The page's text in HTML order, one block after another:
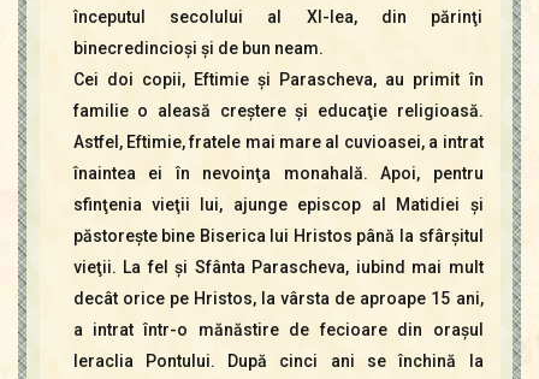
începutul secolului al Xl-lea, din părinţi
binecredincioşi şi de bun neam.
Cei doi copii, Eftimie şi Parascheva, au primit în
familie o aleasă creştere şi educaţie religioasă.
Astfel, Eftimie, fratele mai mare al cuvioasei, a intrat
înaintea ei în nevoinţa monahală. Apoi, pentru
sfinţenia vieţii lui, ajunge episcop al Matidiei şi
păstoreşte bine Biserica lui Hristos până la sfârşitul
vieţii. La fel şi Sfânta Parascheva, iubind mai mult
decât orice pe Hristos, la vârsta de aproape 15 ani,
a intrat într-o mănăstire de fecioare din oraşul
Ieraclia Pontului. După cinci ani se închină la